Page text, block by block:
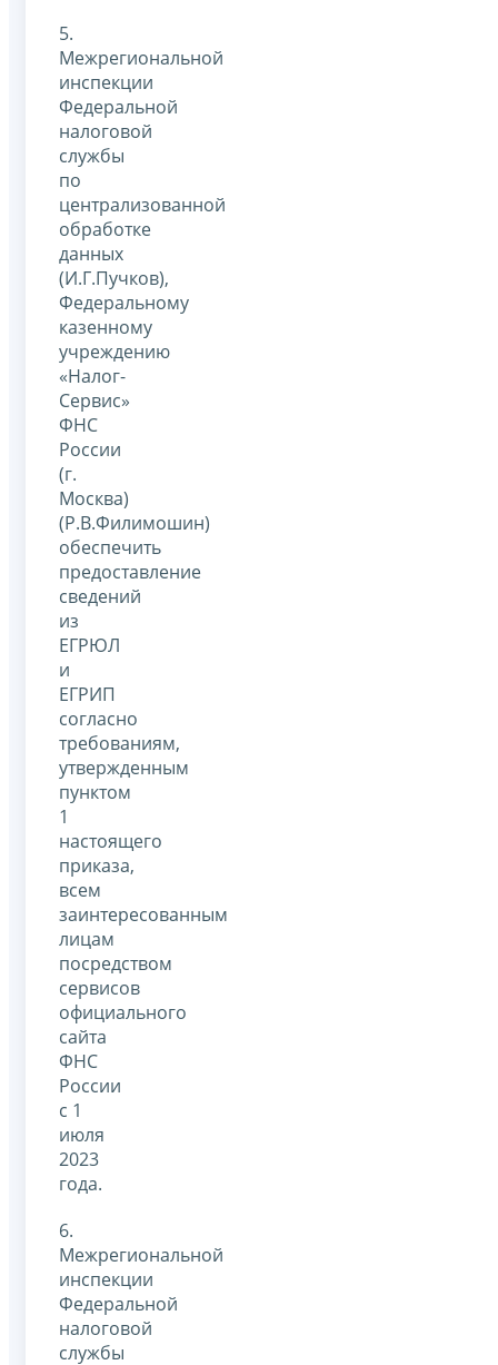
5.
Межрегиональной
инспекции
Федеральной
налоговой
службы
по
централизованной
обработке
данных
(И.Г.Пучков),
Федеральному
казенному
учреждению
«Налог-
Сервис»
ФНС
России
(г.
Москва)
(Р.В.Филимошин)
обеспечить
предоставление
сведений
из
ЕГРЮЛ
и
ЕГРИП
согласно
требованиям,
утвержденным
пунктом
1
настоящего
приказа,
всем
заинтересованным
лицам
посредством
сервисов
официального
сайта
ФНС
России
с 1
июля
2023
года.
6.
Межрегиональной
инспекции
Федеральной
налоговой
службы